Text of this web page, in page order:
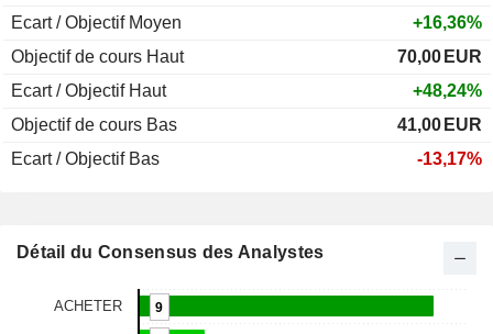
Ecart / Objectif Moyen
+16,36%
Objectif de cours Haut
70,00 EUR
Ecart / Objectif Haut
+48,24%
Objectif de cours Bas
41,00 EUR
Ecart / Objectif Bas
-13,17%
Détail du Consensus des Analystes